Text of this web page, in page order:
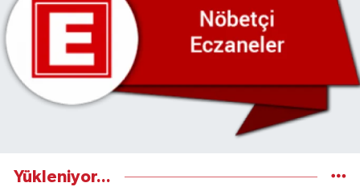
Yükleniyor...